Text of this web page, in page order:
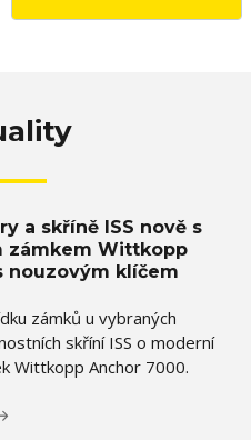
a skříně ISS nově s
zámkem Wittkopp
nouzovým klíčem
zámků u vybraných
skříní ISS o moderní
Wittkopp Anchor 7000.